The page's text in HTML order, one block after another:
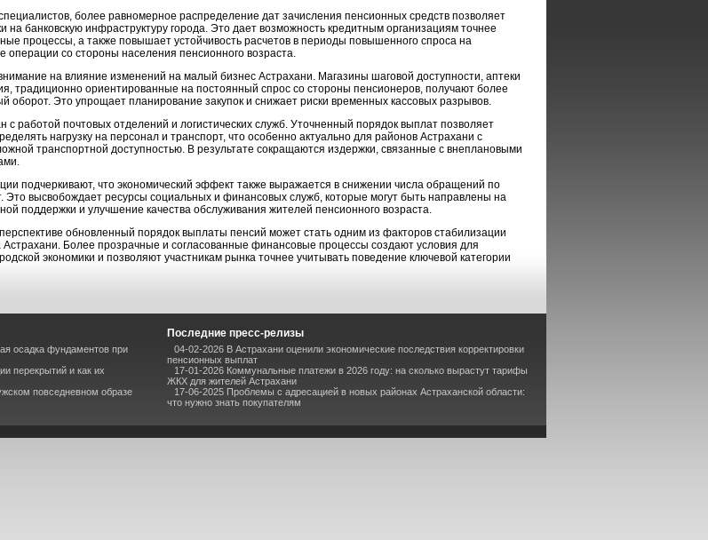
более равномерное распределение дат зачисления пенсионных средств позволяет
на банковскую инфраструктуру города. Это дает возможность кредитным организациям точнее
процессы, а также повышает устойчивость расчетов в периоды повышенного спроса на
операции со стороны населения пенсионного возраста.
на влияние изменений на малый бизнес Астрахани. Магазины шаговой доступности, аптеки
традиционно ориентированные на постоянный спрос со стороны пенсионеров, получают более
оборот. Это упрощает планирование закупок и снижает риски временных кассовых разрывов.
с работой почтовых отделений и логистических служб. Уточненный порядок выплат позволяет
нагрузку на персонал и транспорт, что особенно актуально для районов Астрахани с
транспортной доступностью. В результате сокращаются издержки, связанные с внеплановыми
подчеркивают, что экономический эффект также выражается в снижении числа обращений по
Это высвобождает ресурсы социальных и финансовых служб, которые могут быть направлены на
поддержки и улучшение качества обслуживания жителей пенсионного возраста.
обновленный порядок выплаты пенсий может стать одним из факторов стабилизации
Астрахани. Более прозрачные и согласованные финансовые процессы создают условия для
экономики и позволяют участникам рынка точнее учитывать поведение ключевой категории
осадка фундаментов при
перекрытий и как их
повседневном образе
Последние пресс-релизы
04-02-2026 В Астрахани оценили экономические последствия корректировки
пенсионных выплат
17-01-2026 Коммунальные платежи в 2026 году: на сколько вырастут тарифы
ЖКХ для жителей Астрахани
17-06-2025 Проблемы с адресацией в новых районах Астраханской области:
что нужно знать покупателям